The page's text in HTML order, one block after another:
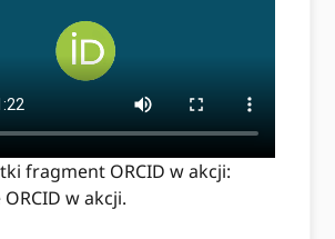
fragment ORCID w akcji:
w akcji.